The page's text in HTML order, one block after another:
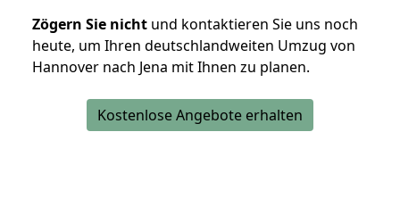
Zögern Sie nicht und kontaktieren Sie uns noch
heute, um Ihren deutschlandweiten Umzug von
Hannover nach Jena mit Ihnen zu planen.
Kostenlose Angebote erhalten